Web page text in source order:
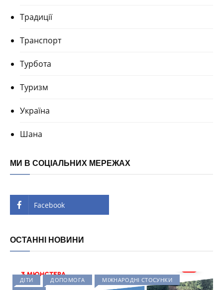
Традиції
Транспорт
Турбота
Туризм
Україна
Шана
МИ В СОЦІАЛЬНИХ МЕРЕЖАХ
Facebook
ОСТАННІ НОВИНИ
ДІТИ ДОПОМОГА
МІЖНАРОДНІ СТОСУНКИ